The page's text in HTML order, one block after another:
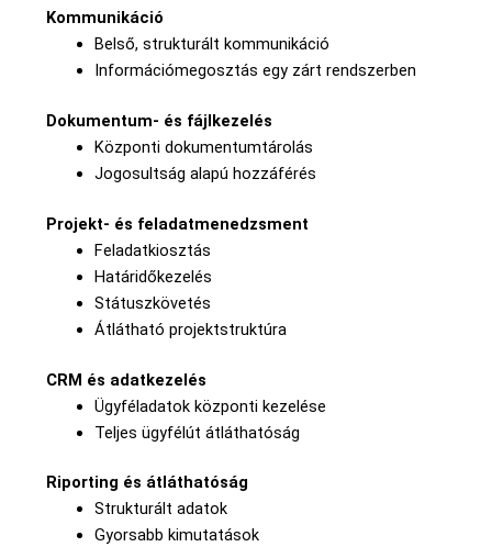
Kommunikáció
Belső, strukturált kommunikáció
Információmegosztás egy zárt rendszerben
Dokumentum- és fájlkezelés
Központi dokumentumtárolás
Jogosultság alapú hozzáférés
Projekt- és feladatmenedzsment
Feladatkiosztás
Határidőkezelés
Státuszkövetés
Átlátható projektstruktúra
CRM és adatkezelés
Ügyféladatok központi kezelése
Teljes ügyfélút átláthatóság
Riporting és átláthatóság
Strukturált adatok
Gyorsabb kimutatások